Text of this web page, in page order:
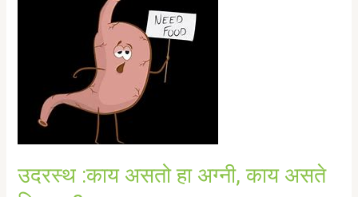
उदरस्थ :काय असतो हा अग्नी, काय असते
असते
?